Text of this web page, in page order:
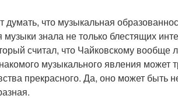
думать, что музыкальная
знала не только блестящих
считал, что Чайковскому вообще
музыкального явления может
прекрасного. Да, оно может